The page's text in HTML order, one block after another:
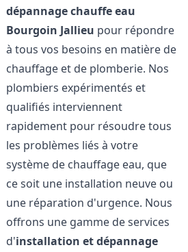
dépannage chauffe eau
Bourgoin Jallieu pour répondre
à tous vos besoins en matière de
chauffage et de plomberie. Nos
plombiers expérimentés et
qualifiés interviennent
rapidement pour résoudre tous
les problèmes liés à votre
système de chauffage eau, que
ce soit une installation neuve ou
une réparation d'urgence. Nous
offrons une gamme de services
d'installation et dépannage